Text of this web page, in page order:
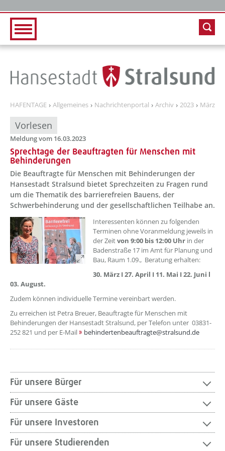
HAFENTAGE Allgemeines Nachrichtenportal Archiv 2023 März
Vorlesen
Meldung vom 16.03.2023
Sprechtage der Beauftragten für Menschen mit
Behinderungen
Die Beauftragte für Menschen mit Behinderungen der
Hansestadt Stralsund bietet Sprechzeiten zu Fragen rund
um die Thematik des barrierefreien Bauens, der
Schwerbehinderung und der gesellschaftlichen Teilhabe an.
??? absaetzeOben[1]/titel ???
Interessenten können zu folgenden
Terminen ohne Voranmeldung jeweils in
der Zeitvon 9:00 bis 12:00 Uhr in der
Badenstraße 17 im Amt für Planung und
Bau, Raum 1.09., Beratung erhalten:
30. März I 27. April I 11. Mai I 22. Juni l
03. August.
Zudem können individuelle Termine vereinbart werden.
Zu erreichen ist Petra Breuer, Beauftragte für Menschen mit
Behinderungen der Hansestadt Stralsund, per Telefon unter 03831-
252 821 und per E-Mail
behindertenbeauftragte@stralsund.de
Für unsere Bürger
Für unsere Gäste
Für unsere Investoren
Für unsere Studierenden